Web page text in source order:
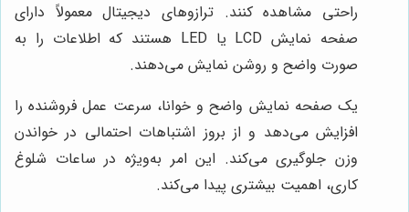
راحتی مشاهده کنند. ترازوهای دیجیتال معمولاً دارای
صفحه نمایش LCD یا LED هستند که اطلاعات را به
صورت واضح و روشن نمایش می‌دهند.
یک صفحه نمایش واضح و خوانا، سرعت عمل فروشنده را
افزایش می‌دهد و از بروز اشتباهات احتمالی در خواندن
وزن جلوگیری می‌کند. این امر به‌ویژه در ساعات شلوغ
کاری، اهمیت بیشتری پیدا می‌کند.